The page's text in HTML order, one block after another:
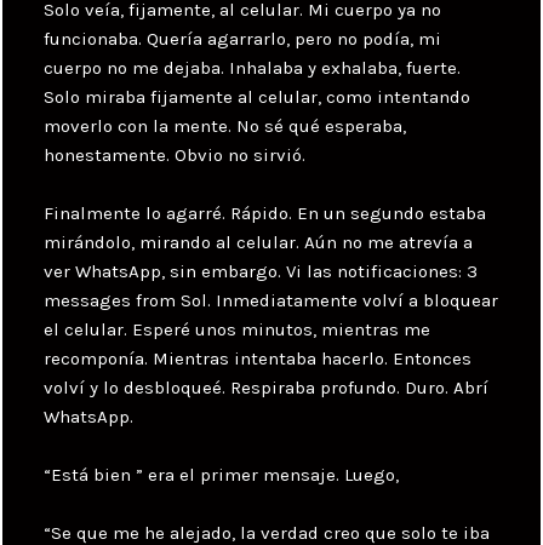
Solo veía, fijamente, al celular. Mi cuerpo ya no
funcionaba. Quería agarrarlo, pero no podía, mi
cuerpo no me dejaba. Inhalaba y exhalaba, fuerte.
Solo miraba fijamente al celular, como intentando
moverlo con la mente. No sé qué esperaba,
honestamente. Obvio no sirvió.
Finalmente lo agarré. Rápido. En un segundo estaba
mirándolo, mirando al celular. Aún no me atrevía a
ver WhatsApp, sin embargo. Vi las notificaciones: 3
messages from Sol. Inmediatamente volví a bloquear
el celular. Esperé unos minutos, mientras me
recomponía. Mientras intentaba hacerlo. Entonces
volví y lo desbloqueé. Respiraba profundo. Duro. Abrí
WhatsApp.
“Está bien ” era el primer mensaje. Luego,
“Se que me he alejado, la verdad creo que solo te iba